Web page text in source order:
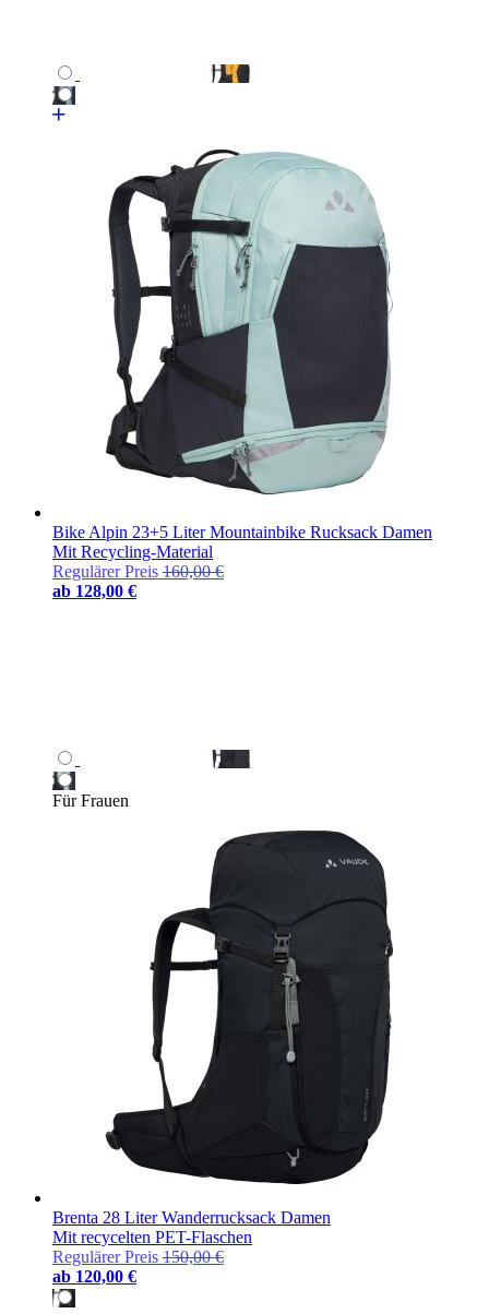
Bike Alpin 23+5 Liter Mountainbike Rucksack Damen
Mit Recycling-Material
Regulärer Preis 160,00 €
ab 128,00 €
Für Frauen
Brenta 28 Liter Wanderrucksack Damen
Mit recycelten PET-Flaschen
Regulärer Preis 150,00 €
ab 120,00 €